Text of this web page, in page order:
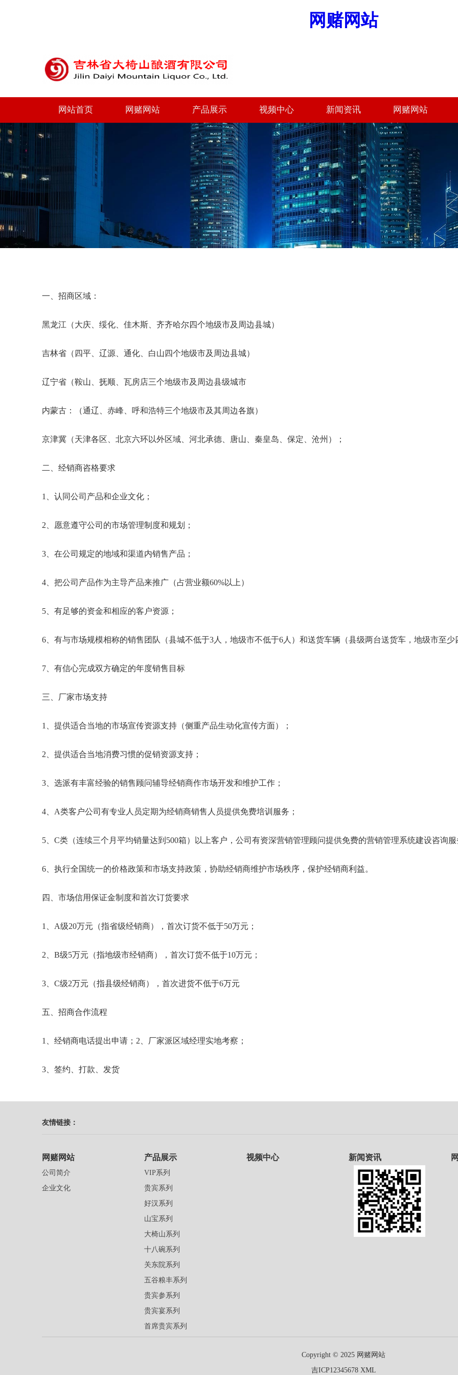
网赌网站
网站首页 网赌网站 产品展示 视频中心 新闻资讯 网赌网站
一、招商区域：
黑龙江（大庆、绥化、佳木斯、齐齐哈尔四个地级市及周边县城）
吉林省（四平、辽源、通化、白山四个地级市及周边县城）
辽宁省（鞍山、抚顺、瓦房店三个地级市及周边县级城市
内蒙古：（通辽、赤峰、呼和浩特三个地级市及其周边各旗）
京津冀（天津各区、北京六环以外区域、河北承德、唐山、秦皇岛、保定、沧州）；
二、经销商咨格要求
1、认同公司产品和企业文化；
2、愿意遵守公司的市场管理制度和规划；
3、在公司规定的地域和渠道内销售产品；
4、把公司产品作为主导产品来推广（占营业额60%以上）
5、有足够的资金和相应的客户资源；
6、有与市场规模相称的销售团队（县城不低于3人，地级市不低于6人）和送货车辆（县级两台送货车，地级市至少
7、有信心完成双方确定的年度销售目标
三、厂家市场支持
1、提供适合当地的市场宣传资源支持（侧重产品生动化宣传方面）；
2、提供适合当地消费习惯的促销资源支持；
3、选派有丰富经验的销售顾问辅导经销商作市场开发和维护工作；
4、A类客户公司有专业人员定期为经销商销售人员提供免费培训服务；
5、C类（连续三个月平均销量达到500箱）以上客户，公司有资深营销管理顾问提供免费的营销管理系统建设咨询
6、执行全国统一的价格政策和市场支持政策，协助经销商维护市场秩序，保护经销商利益。
四、市场信用保证金制度和首次订货要求
1、A级20万元（指省级经销商），首次订货不低于50万元；
2、B级5万元（指地级市经销商），首次订货不低于10万元；
3、C级2万元（指县级经销商），首次进货不低于6万元
五、招商合作流程
1、经销商电话提出申请；2、厂家派区域经理实地考察；
3、签约、打款、发货
友情链接：
网赌网站
公司简介
企业文化
产品展示
VIP系列
贵宾系列
好汉系列
山宝系列
大椅山系列
十八碗系列
关东院系列
五谷粮丰系列
贵宾参系列
贵宾宴系列
首席贵宾系列
视频中心 新闻资讯
Copyright © 2025 网赌网站
吉ICP12345678 XML